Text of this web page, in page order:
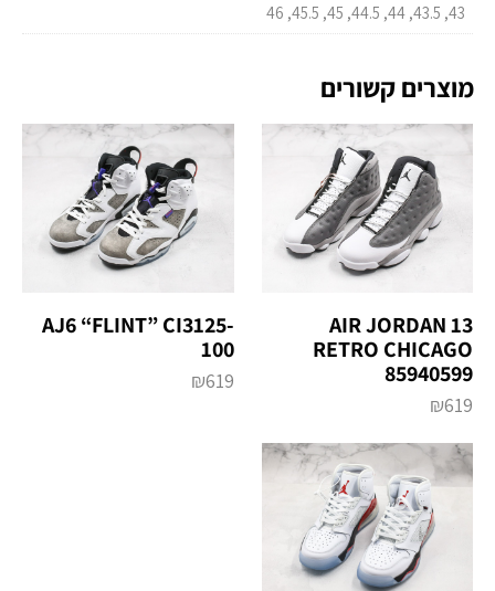
43, 43.5, 44, 44.5, 45, 45.5, 46
מוצרים קשורים
AIR JORDAN 13
RETRO CHICAGO
85940599
₪619
AJ6 “FLINT” CI3125-
100
₪619